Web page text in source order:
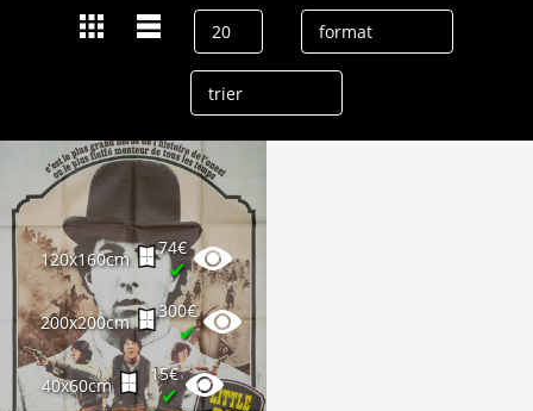
120x160cm
74€
✔
200x200cm
300€
✔
40x60cm
15€
✔